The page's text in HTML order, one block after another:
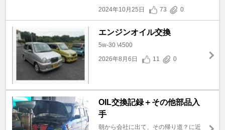
2024年10月25日
73 0
エンジンオイル交換
5w-30 \4500
2026年8月6日
11 0
OIL交換記録＋その他部品入
手
朝から会社に出て、その帰り道？に近